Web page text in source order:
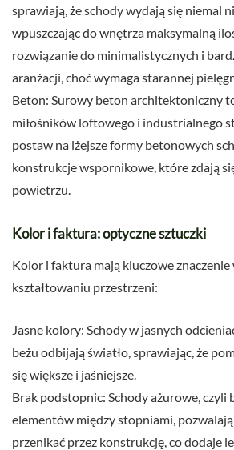
sprawiają, że schody wydają się niemal
wpuszczając do wnętrza maksymalną
rozwiązanie do minimalistycznych i
aranżacji, choć wymaga starannej
Beton: Surowy beton architektoniczny
miłośników loftowego i industrialnego
postaw na lżejsze formy betonowych
konstrukcje wspornikowe, które zdają
powietrzu.
Kolor i faktura: optyczne sztuczki
Kolor i faktura mają kluczowe
kształtowaniu przestrzeni:
Jasne kolory: Schody w jasnych
beżu odbijają światło, sprawiając, że
się większe i jaśniejsze.
Brak podstopnic: Schody ażurowe, czyli
elementów między stopniami,
przenikać przez konstrukcję, co dodaje